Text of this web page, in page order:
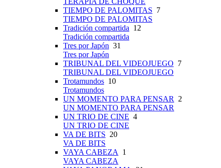
TIEMPO DE PALOMITAS 7
TIEMPO DE PALOMITAS
Tradición compartida 12
Tradición compartida
Tres por Japón 31
Tres por Japón
TRIBUNAL DEL VIDEOJUEGO 7
TRIBUNAL DEL VIDEOJUEGO
Trotamundos 10
Trotamundos
UN MOMENTO PARA PENSAR
2
UN MOMENTO PARA PENSAR
UN TRIO DE CINE 4
UN TRIO DE CINE
VA DE BITS 20
VA DE BITS
VAYA CABEZA
1
VAYA CABEZA